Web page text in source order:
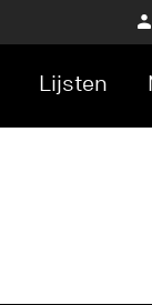
Lijsten